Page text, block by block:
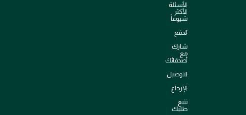
الأسئلة
الأكثر
شيوعاً
الدفع
شارك
مع
أصدقائك
التوصيل
الإرجاع
تتبع
طلبك